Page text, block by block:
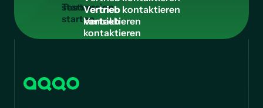
startenVertrieb
kontaktieren